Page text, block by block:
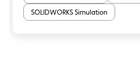
SOLIDWORKS Simulation